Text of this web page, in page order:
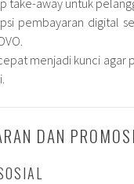
pembayaran digital
menjadi kunci agar
DAN PROMOSI